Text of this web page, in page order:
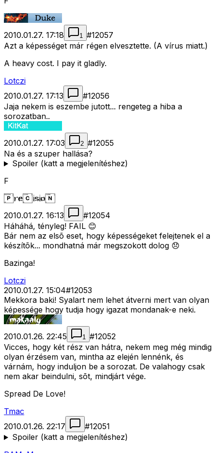
2010.01.27. 17:18 1 #12057
Azt a képességet már régen elvesztette. (A vírus miatt.)
A heavy cost. I pay it gladly.
Lotczi
2010.01.27. 17:13
#12056
Jaja nekem is eszembe jutott... rengeteg a hiba a
sorozatban..
2010.01.27. 17:03 2 #12055
Na és a szuper hallása?
Spoiler (katt a megjelenítéshez)
F
2010.01.27. 16:13 #12054
Háháhá, tényleg! FAIL 😊
Bár nem az elsõ eset, hogy képességeket felejtenek el a
készítõk... mondhatná már megszokott dolog 😞
Bazinga!
Lotczi
2010.01.27. 15:04#12053
Mekkora baki! Syalart nem lehet átverni mert van olyan
képessége hogy tudja hogy igazat mondanak-e neki.
2010.01.26. 22:45 1 #12052
Vicces, hogy két rész van hátra, nekem meg még mindig
olyan érzésem van, mintha az elején lennénk, és
várnám, hogy induljon be a sorozat. De valahogy csak
nem akar beindulni, sõt, mindjárt vége.
Spread De Love!
Tmac
2010.01.26. 22:17
#12051
Spoiler (katt a megjelenítéshez)